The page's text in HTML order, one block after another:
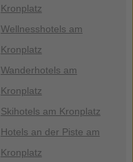
Kronplatz
Wellnesshotels am
Kronplatz
Wanderhotels am
Kronplatz
Skihotels am Kronplatz
Hotels an der Piste am
Kronplatz